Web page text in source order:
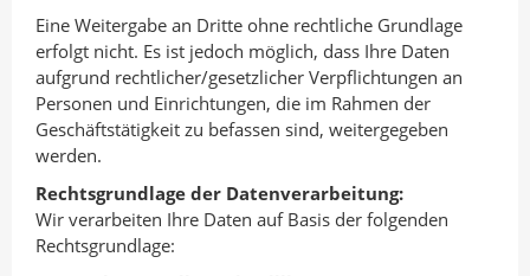
Eine Weitergabe an Dritte ohne rechtliche Grundlage
erfolgt nicht. Es ist jedoch möglich, dass Ihre Daten
aufgrund rechtlicher/gesetzlicher Verpflichtungen an
Personen und Einrichtungen, die im Rahmen der
Geschäftstätigkeit zu befassen sind, weitergegeben
werden.
Rechtsgrundlage der Datenverarbeitung:
Wir verarbeiten Ihre Daten auf Basis der folgenden
Rechtsgrundlage: